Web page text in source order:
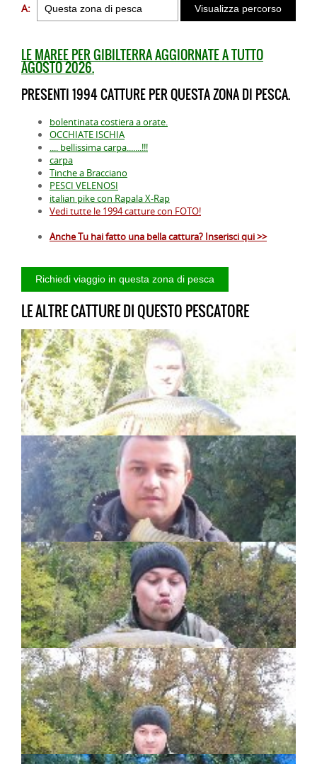
A:
LE MAREE PER GIBILTERRA AGGIORNATE A TUTTO
AGOSTO 2026.
PRESENTI 1994 CATTURE PER QUESTA ZONA DI PESCA.
bolentinata costiera a orate.
OCCHIATE ISCHIA
.... bellissima carpa.......!!!
carpa
Tinche a Bracciano
PESCI VELENOSI
italian pike con Rapala X-Rap
Vedi tutte le 1994 catture con FOTO!
Anche Tu hai fatto una bella cattura? Inserisci qui >>
LE ALTRE CATTURE DI QUESTO PESCATORE